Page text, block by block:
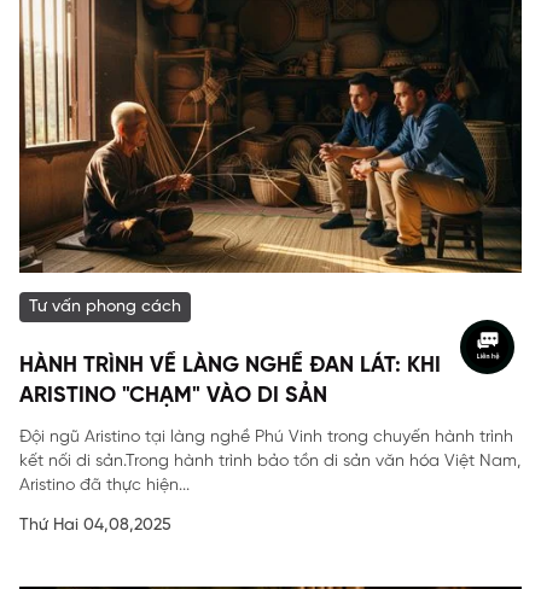
Tư vấn phong cách
HÀNH TRÌNH VỀ LÀNG NGHỀ ĐAN LÁT: KHI
ARISTINO "CHẠM" VÀO DI SẢN
Đội ngũ Aristino tại làng nghề Phú Vinh trong chuyến hành trình
kết nối di sản.Trong hành trình bảo tồn di sản văn hóa Việt Nam,
Aristino đã thực hiện...
Thứ Hai 04,08,2025